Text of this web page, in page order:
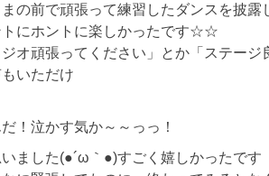
の前で頑張って練習したダンスを披露
トにホントに楽しかったです☆☆
ジオ頑張ってください」とか「ステー
いただけ
！泣かす気か～～っっ！
いました(●´ω｀●)すごく嬉しかったです